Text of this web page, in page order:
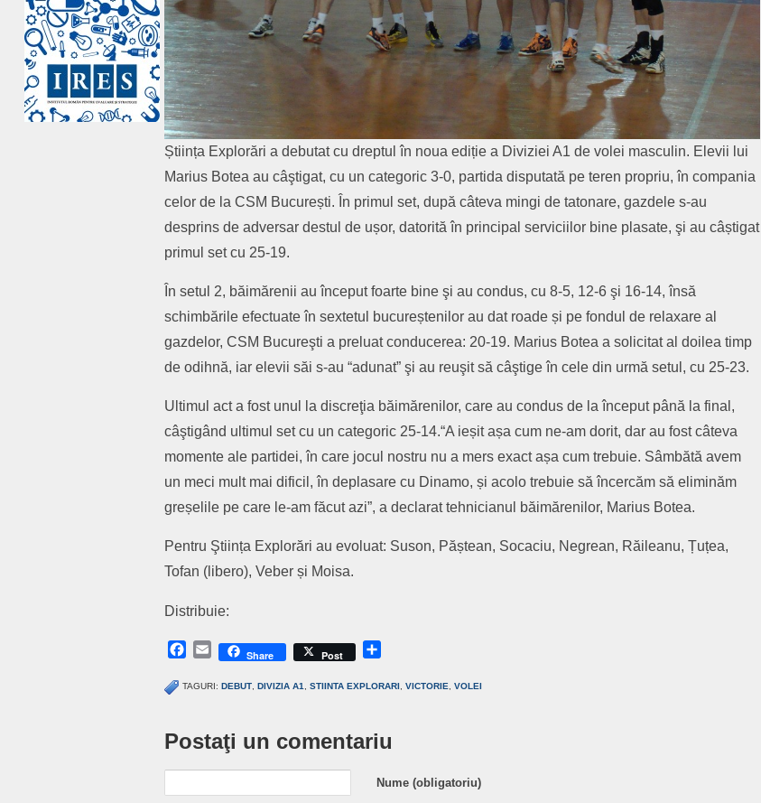
Știința Explorări a debutat cu dreptul în noua ediție a Diviziei A1 de volei masculin. Elevii lui
Marius Botea au câştigat, cu un categoric 3-0, partida disputată pe teren propriu, în compania
celor de la CSM București. În primul set, după câteva mingi de tatonare, gazdele s-au
desprins de adversar destul de ușor, datorită în principal serviciilor bine plasate, şi au câștigat
primul set cu 25-19.
În setul 2, băimărenii au început foarte bine şi au condus, cu 8-5, 12-6 şi 16-14, însă
schimbările efectuate în sextetul bucureștenilor au dat roade și pe fondul de relaxare al
gazdelor, CSM Bucureşti a preluat conducerea: 20-19. Marius Botea a solicitat al doilea timp
de odihnă, iar elevii săi s-au “adunat” şi au reuşit să câştige în cele din urmă setul, cu 25-23.
Ultimul act a fost unul la discreţia băimărenilor, care au condus de la început până la final,
câştigând ultimul set cu un categoric 25-14.“A ieșit așa cum ne-am dorit, dar au fost câteva
momente ale partidei, în care jocul nostru nu a mers exact așa cum trebuie. Sâmbătă avem
un meci mult mai dificil, în deplasare cu Dinamo, și acolo trebuie să încercăm să eliminăm
greșelile pe care le-am făcut azi”, a declarat tehnicianul băimărenilor, Marius Botea.
Pentru Ştiința Explorări au evoluat: Suson, Păștean, Socaciu, Negrean, Răileanu, Țuțea,
Tofan (libero), Veber și Moisa.
Distribuie:
Facebook
EmailShare Post
TAGURI: DEBUT DIVIZIA A1 STIINTA EXPLORARI VICTORIE VOLEI
Postaţi un comentariu
Nume (obligatoriu)